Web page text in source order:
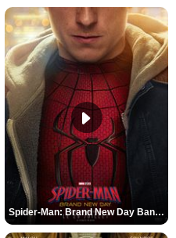
Spider-Man: Brand New Day Bande-annonce VO STFR